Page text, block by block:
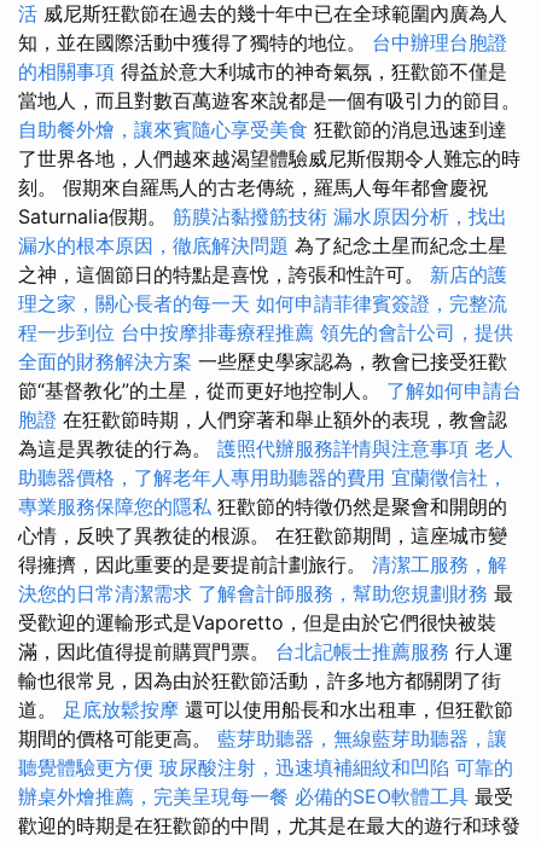
活 威尼斯狂歡節在過去的幾十年中已在全球範圍內廣為人
知，並在國際活動中獲得了獨特的地位。 台中辦理台胞證
的相關事項 得益於意大利城市的神奇氣氛，狂歡節不僅是
當地人，而且對數百萬遊客來說都是一個有吸引力的節目。
自助餐外燴，讓來賓隨心享受美食 狂歡節的消息迅速到達
了世界各地，人們越來越渴望體驗威尼斯假期令人難忘的時
刻。 假期來自羅馬人的古老傳統，羅馬人每年都會慶祝
Saturnalia假期。 筋膜沾黏撥筋技術 漏水原因分析，找出
漏水的根本原因，徹底解決問題 為了紀念土星而紀念土星
之神，這個節日的特點是喜悅，誇張和性許可。 新店的護
理之家，關心長者的每一天 如何申請菲律賓簽證，完整流
程一步到位 台中按摩排毒療程推薦 領先的會計公司，提供
全面的財務解決方案 一些歷史學家認為，教會已接受狂歡
節“基督教化”的土星，從而更好地控制人。 了解如何申請台
胞證 在狂歡節時期，人們穿著和舉止額外的表現，教會認
為這是異教徒的行為。 護照代辦服務詳情與注意事項 老人
助聽器價格，了解老年人專用助聽器的費用 宜蘭徵信社，
專業服務保障您的隱私 狂歡節的特徵仍然是聚會和開朗的
心情，反映了異教徒的根源。 在狂歡節期間，這座城市變
得擁擠，因此重要的是要提前計劃旅行。 清潔工服務，解
決您的日常清潔需求 了解會計師服務，幫助您規劃財務 最
受歡迎的運輸形式是Vaporetto，但是由於它們很快被裝
滿，因此值得提前購買門票。 台北記帳士推薦服務 行人運
輸也很常見，因為由於狂歡節活動，許多地方都關閉了街
道。 足底放鬆按摩 還可以使用船長和水出租車，但狂歡節
期間的價格可能更高。 藍芽助聽器，無線藍芽助聽器，讓
聽覺體驗更方便 玻尿酸注射，迅速填補細紋和凹陷 可靠的
辦桌外燴推薦，完美呈現每一餐 必備的SEO軟體工具 最受
歡迎的時期是在狂歡節的中間，尤其是在最大的遊行和球發